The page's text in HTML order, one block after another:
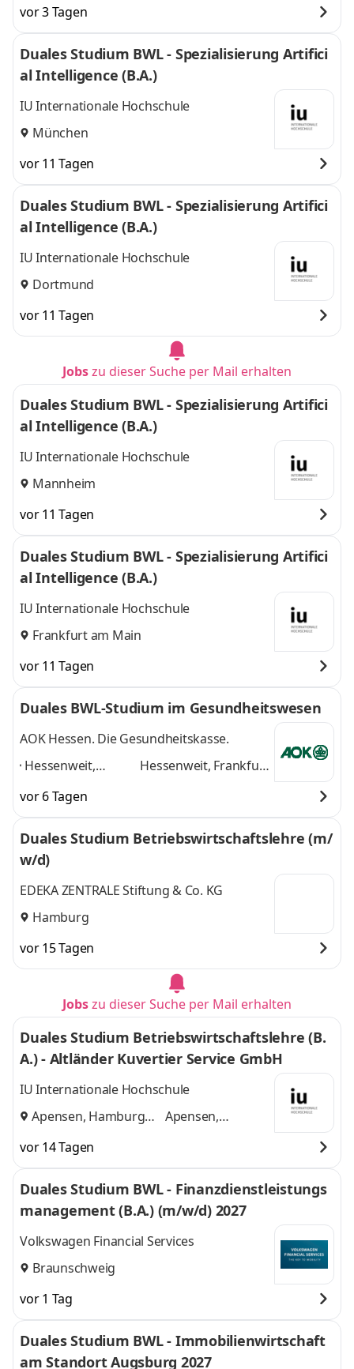
vor 3 Tagen
Duales Studium BWL - Spezialisierung Artifici
al Intelligence (B.A.)
IU Internationale Hochschule
München
vor 11 Tagen
Duales Studium BWL - Spezialisierung Artifici
al Intelligence (B.A.)
IU Internationale Hochschule
Dortmund
vor 11 Tagen
Jobszu dieser Suche per Mail erhalten
Duales Studium BWL - Spezialisierung Artifici
al Intelligence (B.A.)
IU Internationale Hochschule
Mannheim
vor 11 Tagen
Duales Studium BWL - Spezialisierung Artifici
al Intelligence (B.A.)
IU Internationale Hochschule
Frankfurt am Main
vor 11 Tagen
Duales BWL-Studium im Gesundheitswesen
AOK Hessen. Die Gesundheitskasse.
Hessenweit,
Darmstadt, Kassel,
Gießen, Dieburg,
Hanau, Wiesbaden,
Marburg
Hessenweit, Frankfurt
Dieburg, Hanau,
Wiesbaden, Marburg
vor 6 Tagen
Duales Studium Betriebswirtschaftslehre (m/
w/d)
EDEKA ZENTRALE Stiftung & Co. KG
Hamburg
vor 15 Tagen
Jobszu dieser Suche per Mail erhalten
Duales Studium Betriebswirtschaftslehre (B.
A.) - Altländer Kuvertier Service GmbH
IU Internationale Hochschule
Apensen, Hamburg
Apensen,
vor 14 Tagen
Duales Studium BWL - Finanzdienstleistungs
management (B.A.) (m/w/d) 2027
Volkswagen Financial Services
Braunschweig
vor 1 Tag
Duales Studium BWL - Immobilienwirtschaft
am Standort Augsburg 2027